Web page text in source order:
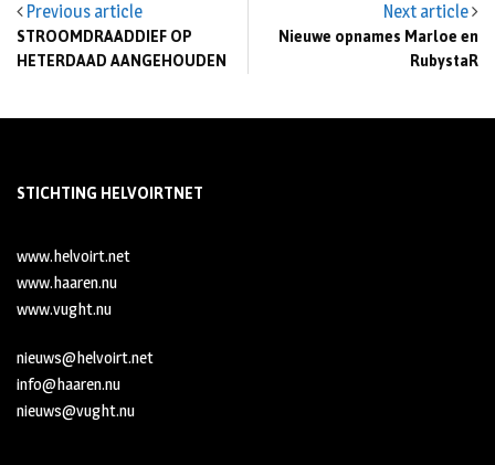
Previous article
STROOMDRAADDIEF OP
HETERDAAD AANGEHOUDEN
Next article
Nieuwe opnames Marloe en
RubystaR
STICHTING HELVOIRTNET
www.helvoirt.net
www.haaren.nu
www.vught.nu
nieuws@helvoirt.net
info@haaren.nu
nieuws@vught.nu